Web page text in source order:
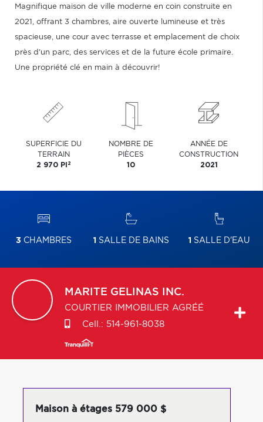
Magnifique maison de ville moderne en coin construite en
2021, offrant 3 chambres, aire ouverte lumineuse et très
spacieuse, une cour avec terrasse et emplacement de choix
près d'un parc, des services et de la future école primaire.
Une propriété clé en main à découvrir!
SUPERFICIE DU
TERRAIN
2 970 PI 2
NOMBRE DE
PIÈCES
10
ANNÉE DE
CONSTRUCTION
2021
3 CHAMBRES 1 SALLE DE BAINS 1 SALLE D'EAU
MARITE GELINAS INC.
COURTIER IMMOBILIER AGRÉÉ
Cell.: 514-961-8038
Maison à étages 579 000 $